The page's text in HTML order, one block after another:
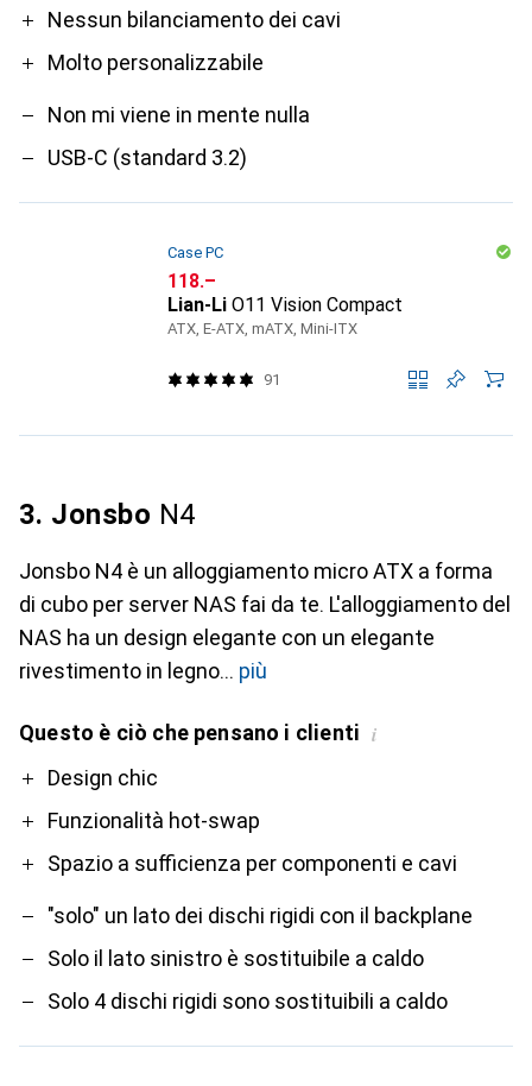
Nessun bilanciamento dei cavi
Molto personalizzabile
Non mi viene in mente nulla
USB-C (standard 3.2)
Case PC
CHF
118.–
Lian-Li O11 Vision Compact
ATX, E-ATX, mATX, Mini-ITX
91
3. Jonsbo N4
Jonsbo N4 è un alloggiamento micro ATX a forma
di cubo per server NAS fai da te. L'alloggiamento del
NAS ha un design elegante con un elegante
rivestimento in legno
più
Questo è ciò che pensano i clienti i
ProDesign chic
Funzionalità hot-swap
Spazio a sufficienza per componenti e cavi
Contro
"solo" un lato dei dischi rigidi con il backplane
Solo il lato sinistro è sostituibile a caldo
Solo 4 dischi rigidi sono sostituibili a caldo